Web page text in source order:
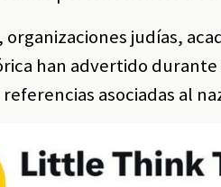
organizaciones judías,
han advertido
asociadas al